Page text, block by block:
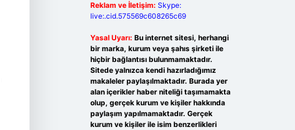
Reklam ve İletişim: Skype:
live:.cid.575569c608265c69
Yasal Uyarı: Bu internet sitesi, herhangi
bir marka, kurum veya şahıs şirketi ile
hiçbir bağlantısı bulunmamaktadır.
Sitede yalnızca kendi hazırladığımız
makaleler paylaşılmaktadır. Burada yer
alan içerikler haber niteliği taşımamakta
olup, gerçek kurum ve kişiler hakkında
paylaşım yapılmamaktadır. Gerçek
kurum ve kişiler ile isim benzerlikleri